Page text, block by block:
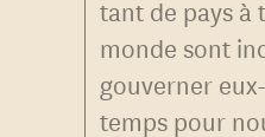
tant de pays à
monde sont
gouverner
temps pour